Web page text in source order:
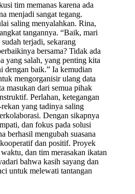
tim memanas karena ada
menjadi sangat tegang.
saling menyalahkan. Rina,
tangannya. “Baik, mari
terjadi, sekarang
bersama? Tidak ada
yang salah, yang penting kita
dengan baik.” Ia kemudian
mengorganisir ulang data
masukan dari semua pihak
Perlahan, ketegangan
yang tadinya saling
Dengan sikapnya
dan fokus pada solusi
berhasil mengubah suasana
dan positif. Proyek
dan tim merasakan ikatan
bahwa kasih sayang dan
untuk melewati tantangan